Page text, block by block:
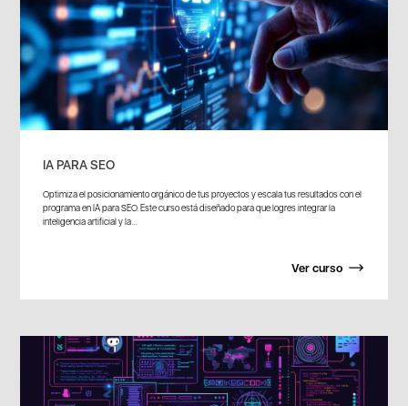
IA PARA SEO
Optimiza el posicionamiento orgánico de tus proyectos y escala tus resultados con el
programa en IA para SEO. Este curso está diseñado para que logres integrar la
inteligencia artificial y la...
Ver curso